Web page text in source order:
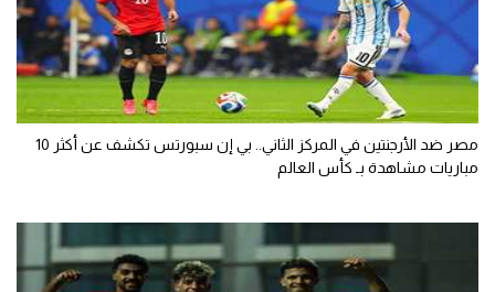
مصر ضد الأرجنتين في المركز الثاني.. بي إن سبورتس تكشف عن أكثر 10
مباريات مشاهدة بـ كأس العالم